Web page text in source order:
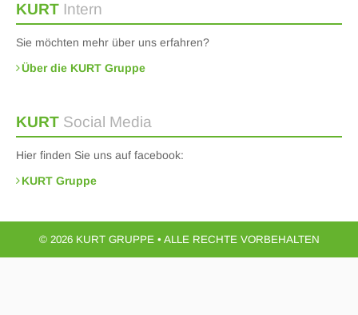
KURT Intern
Sie möchten mehr über uns erfahren?
Über die KURT Gruppe
KURT Social Media
Hier finden Sie uns auf facebook:
KURT Gruppe
© 2026 KURT GRUPPE • ALLE RECHTE VORBEHALTEN